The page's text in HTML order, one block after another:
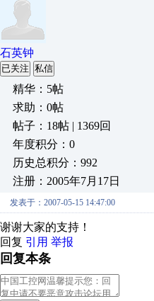
石英钟
已关注 私信
精华：5帖
求助：0帖
帖子：18帖 | 1369回
年度积分：0
历史总积分：992
注册：2005年7月17日
发表于：2007-05-15 14:47:00
谢谢大家的支持！
回复 引用 举报
回复本条